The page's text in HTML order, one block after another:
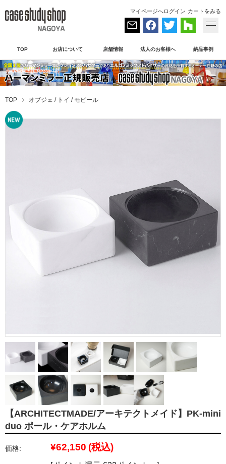
マイページへログイン カートをみる
TOP お店について 店舗情報 法人のお客様へ 納品事例
TOP オブジェ / トイ / モビール
【ARCHITECTMADE/アーキテクトメイド】PK-mini
duo ポール・ケアホルム
価格: ¥62,150 (税込)